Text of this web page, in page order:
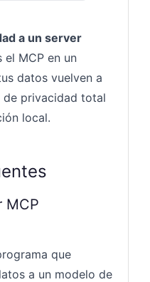
a un server
el MCP en un
datos vuelven a
de privacidad total
local.
MCP
que
a un modelo de